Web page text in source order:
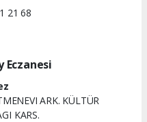
21 68
Eczanesi
ARK. KÜLTÜR
KARS.